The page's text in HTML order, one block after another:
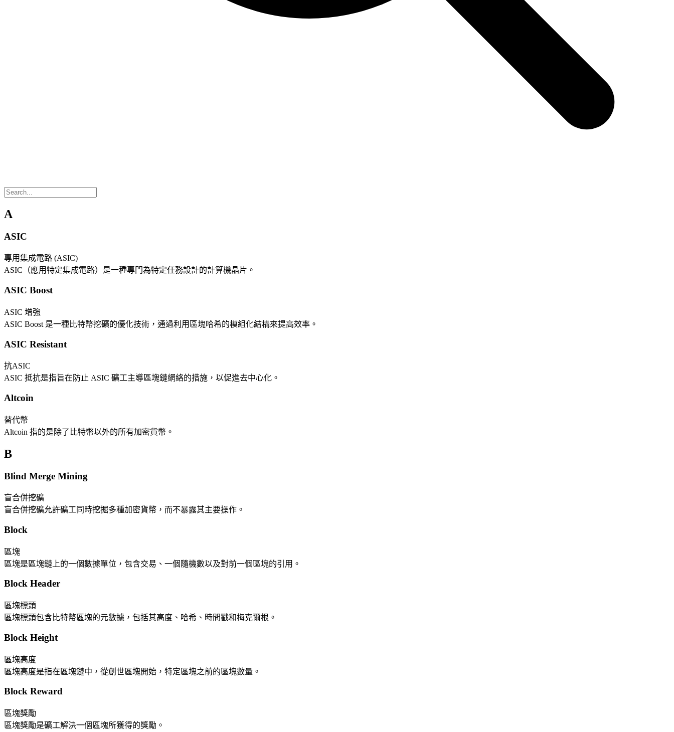
A
ASIC
專用集成電路 (ASIC)
ASIC（應用特定集成電路）是一種專門為特定任務設計的計算機晶片。
ASIC Boost
ASIC 增強
ASIC Boost 是一種比特幣挖礦的優化技術，通過利用區塊哈希的模組化結構來提高效率。
ASIC Resistant
抗ASIC
ASIC 抵抗是指旨在防止 ASIC 礦工主導區塊鏈網絡的措施，以促進去中心化。
Altcoin
替代幣
Altcoin 指的是除了比特幣以外的所有加密貨幣。
B
Blind Merge Mining
盲合併挖礦
盲合併挖礦允許礦工同時挖掘多種加密貨幣，而不暴露其主要操作。
Block
區塊
區塊是區塊鏈上的一個數據單位，包含交易、一個隨機數以及對前一個區塊的引用。
Block Header
區塊標頭
區塊標頭包含比特幣區塊的元數據，包括其高度、哈希、時間戳和梅克爾根。
Block Height
區塊高度
區塊高度是指在區塊鏈中，從創世區塊開始，特定區塊之前的區塊數量。
Block Reward
區塊獎勵
區塊獎勵是礦工解決一個區塊所獲得的獎勵。